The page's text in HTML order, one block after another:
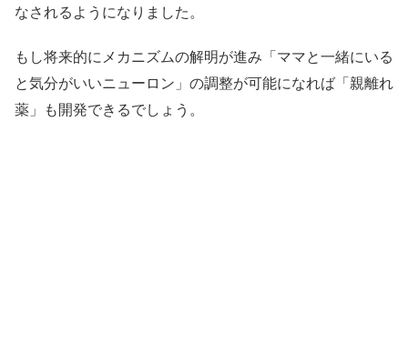
なされるようになりました。
もし将来的にメカニズムの解明が進み「ママと一緒にいる
と気分がいいニューロン」の調整が可能になれば「親離れ
薬」も開発できるでしょう。